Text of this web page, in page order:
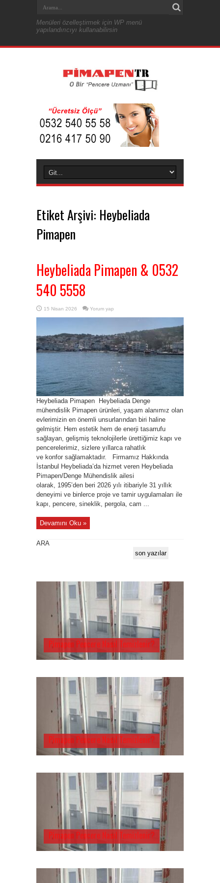
Menüleri özelleştirmek için WP menü
yapılandırıcıyı kullanabilirsin
Etiket Arşivi: Heybeliada
Pimapen
Heybeliada Pimapen & 0532
540 5558
15 Nisan 2026 Yorum yap
Heybeliada Pimapen Heybeliada Denge
mühendislik Pimapen ürünleri, yaşam alanımız olan
evlerimizin en önemli unsurlarından biri haline
gelmiştir. Hem estetik hem de enerji tasarrufu
sağlayan, gelişmiş teknolojilerle ürettiğimiz kapı ve
pencerelerimiz, sizlere yıllarca rahatlık
ve konfor sağlamaktadır. Firmamız Hakkında
İstanbul Heybeliada’da hizmet veren Heybeliada
Pimapen/Denge Mühendislik ailesi
olarak, 1995’den beri 2026 yılı itibariyle 31 yıllık
deneyimi ve binlerce proje ve tamir uygulamaları ile
kapı, pencere, sineklik, pergola, cam ...
Devamını Oku »
ARA
son yazılar
Pimapen Pencere Nasıl Temizlenir?
Pimapen Pencere Nasıl Temizlenir?
Pimapen Pencere Nasıl Temizlenir?